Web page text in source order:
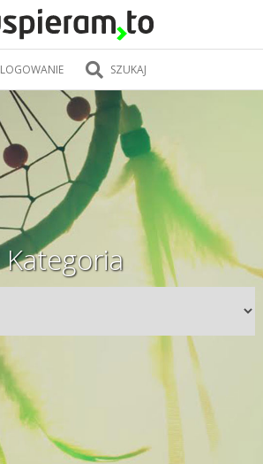
LOGOWANIE SZUKAJ
Kategoria